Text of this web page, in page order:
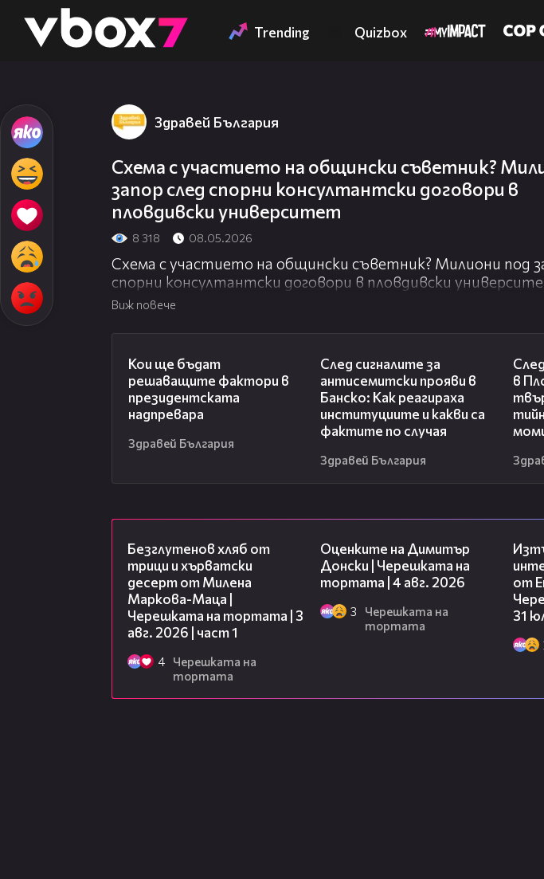
👾 Trending Quizbox
Здравей България
Схема с участието на общински съветник?
запор след спорни консултантски договори в
пловдивски университет
8 318 08.05.2026
Схема с участието на общински съветник? Милиони под
спорни консултантски договори в пловдивски
Виж повече
Кои ще бъдат
решаващите фактори в
президентската
надпревара
Здравей България
След сигналите за
антисемитски прояви в
Банско: Как реагираха
институциите и какви са
фактите по случая
Здравей България
в
Безглутенов хляб от
трици и хърватски
десерт от Милена
Маркова-Маца |
Черешката на тортата | 3
авг. 2026 | част 1
4
Черешката на
тортата
Оценките на Димитър
Донски | Черешката на
тортата | 4 авг. 2026
3
Черешката на
тортата
от
31